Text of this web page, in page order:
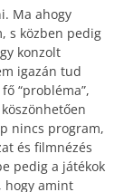
Ma ahogy
s közben pedig
konzolt
igazán tud
“probléma”,
nincs program,
és filmnézés
pedig a játékok
hogy amint